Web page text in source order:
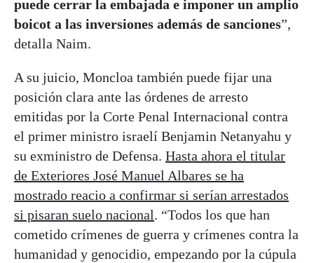
puede cerrar la embajada e imponer un amplio
boicot a las inversiones además de sanciones”,
detalla Naim.
A su juicio, Moncloa también puede fijar una
posición clara ante las órdenes de arresto
emitidas por la Corte Penal Internacional contra
el primer ministro israelí Benjamin Netanyahu y
su exministro de Defensa. Hasta ahora el titular
de Exteriores José Manuel Albares se ha
mostrado reacio a confirmar si serían arrestados
si pisaran suelo nacional. “Todos los que han
cometido crímenes de guerra y crímenes contra la
humanidad y genocidio, empezando por la cúpula